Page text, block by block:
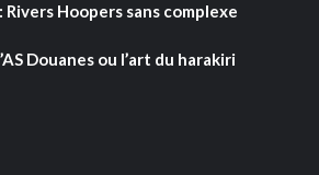
Rivers Hoopers sans complexe
Douanes ou l’art du harakiri